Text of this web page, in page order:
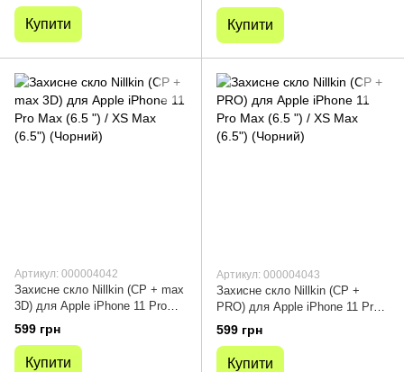
Купити Купити
Артикул: 000004042
Захисне скло Nillkin (CP + max
3D) для Apple iPhone 11 Pro
Max (6.5 ") / XS Max (6.5")
(Чорний)
599 грн
Купити
Артикул: 000004043
Захисне скло Nillkin (CP +
PRO) для Apple iPhone 11 Pro
Max (6.5 ") / XS Max (6.5")
(Чорний)
599 грн
Купити